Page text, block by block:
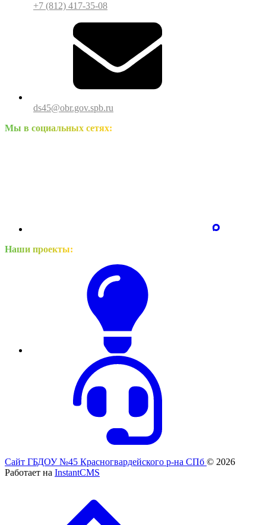
+7 (812) 417-35-08
ds45@obr.gov.spb.ru
Мы в социальных сетях:
Наши проекты:
Сайт ГБДОУ №45 Красногвардейского р-на СПб © 2026
Работает на InstantCMS